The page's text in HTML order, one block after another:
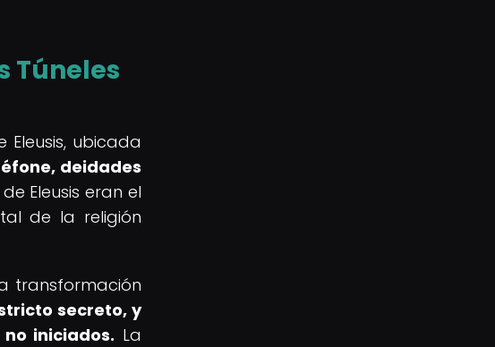
Túneles
ubicada
deidades
Eleusis eran el
de la religión
transformación
secreto, y
iniciados. La